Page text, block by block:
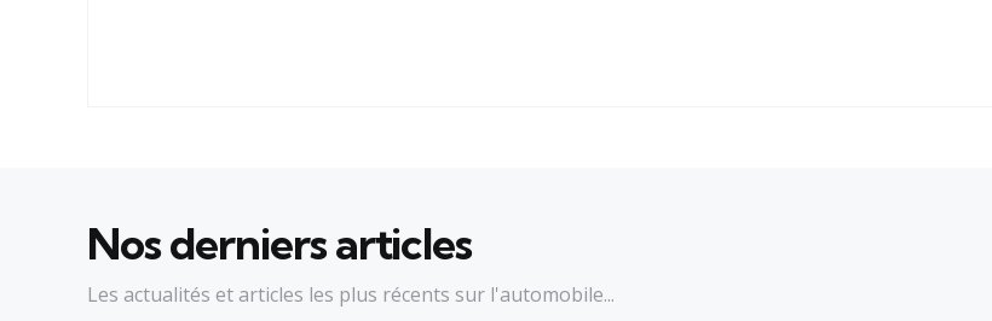
Nos derniers articles
Les actualités et articles les plus récents sur l'automobile...